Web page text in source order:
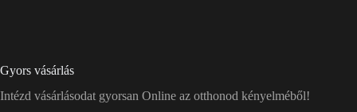
Gyors vásárlás
Intézd vásárlásodat gyorsan Online az otthonod kényelméből!